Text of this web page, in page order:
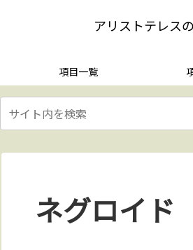
アリストテレス
項目一覧
ネグロイド